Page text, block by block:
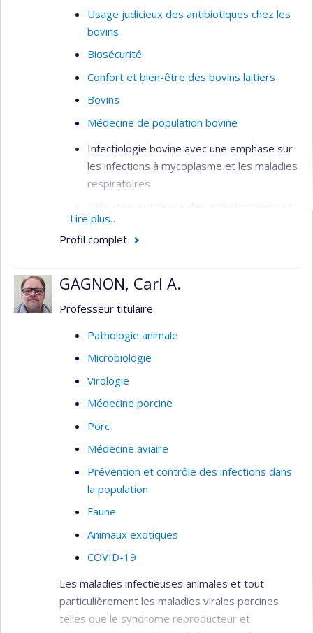
Usage judicieux des antibiotiques chez les
bovins
Biosécurité
Confort et bien-être des bovins laitiers
Bovins
Médecine de population bovine
Infectiologie bovine avec une emphase sur
les infections à mycoplasme et les maladies
respiratoires
Utilisation judicieuse des antimicrobiens et
antibiorésistance
Production biologique et traitements
Biosécurité dans les élevages laitiers
Lire plus…
Profil complet
GAGNON, Carl A.
Professeur titulaire
Pathologie animale
Microbiologie
Virologie
Médecine porcine
Porc
Médecine aviaire
Prévention et contrôle des infections dans
la population
Faune
Animaux exotiques
COVID-19
Les maladies infectieuses animales et tout
particulièrement les maladies virales porcines
telles que le syndrome reproducteur et